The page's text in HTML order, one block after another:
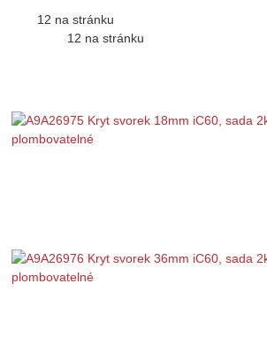
12 na stránku
12 na stránku